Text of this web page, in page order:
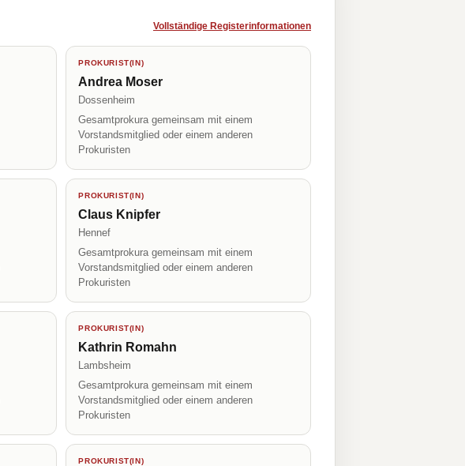
Vollständige Registerinformationen
PROKURIST(IN)
Andrea Moser
Dossenheim
Gesamtprokura gemeinsam mit einem
Vorstandsmitglied oder einem anderen
Prokuristen
PROKURIST(IN)
Claus Knipfer
Hennef
Gesamtprokura gemeinsam mit einem
Vorstandsmitglied oder einem anderen
Prokuristen
PROKURIST(IN)
Kathrin Romahn
Lambsheim
Gesamtprokura gemeinsam mit einem
Vorstandsmitglied oder einem anderen
Prokuristen
PROKURIST(IN)